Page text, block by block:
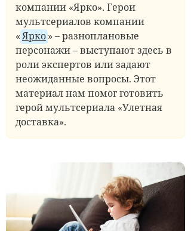
компании «Ярко». Герои
мультсериалов компании
«Ярко» – разноплановые
персонажи – выступают здесь в
роли экспертов или задают
неожиданные вопросы. Этот
материал нам помог готовить
герой мультсериала «Улетная
доставка».